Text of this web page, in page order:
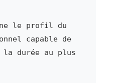
le profil du
capable de
durée au plus